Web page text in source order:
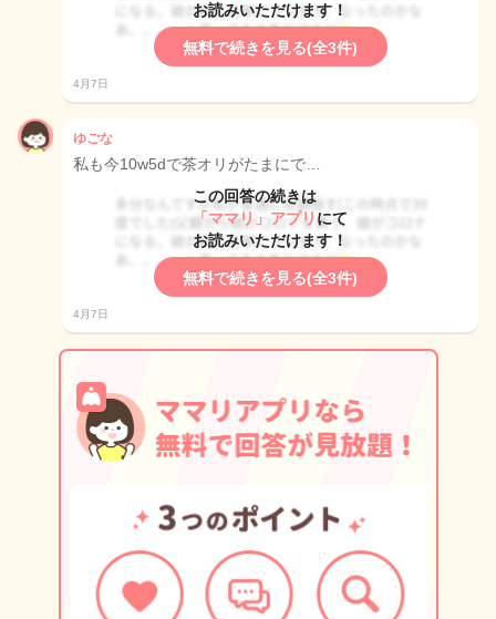
お読みいただけます！
無料で続きを見る(全3件)
4月7日
ゆごな
私も今10w5dで茶オリがたまにで…
この回答の続きは
「ママリ」アプリ にて
お読みいただけます！
無料で続きを見る(全3件)
4月7日